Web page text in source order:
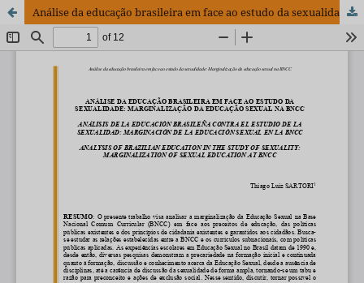
Análise da educação brasileira em face ao estudo da sexualidade